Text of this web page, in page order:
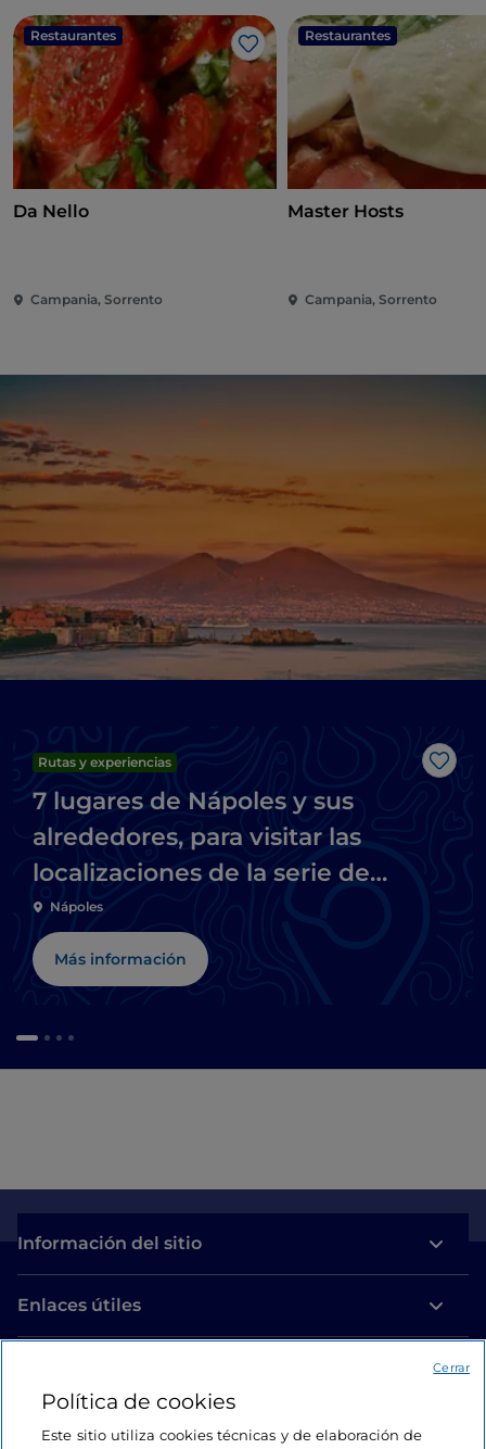
Restaurantes
Me gusta
Da Nello
Campania, Sorrento
Restaurantes
Master Hosts
Campania, Sorrento
Me
Rutas y experiencias
7 lugares de Nápoles y sus
alrededores, para visitar las
localizaciones de la serie de
televisión Mare fuori
Nápoles
Más información
Información del sitio
Enlaces útiles
Estamos en contacto
Política de cookies
Este sitio utiliza cookies técnicas y de elaboración de
Cerrar